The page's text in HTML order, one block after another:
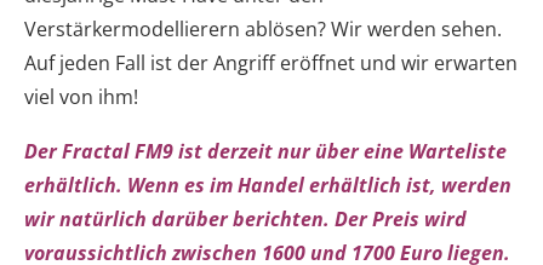
Verstärkermodellierern ablösen? Wir werden sehen.
Auf jeden Fall ist der Angriff eröffnet und wir erwarten
viel von ihm!
Der Fractal FM9 ist derzeit nur über eine Warteliste
erhältlich. Wenn es im Handel erhältlich ist, werden
wir natürlich darüber berichten. Der Preis wird
voraussichtlich zwischen 1600 und 1700 Euro liegen.